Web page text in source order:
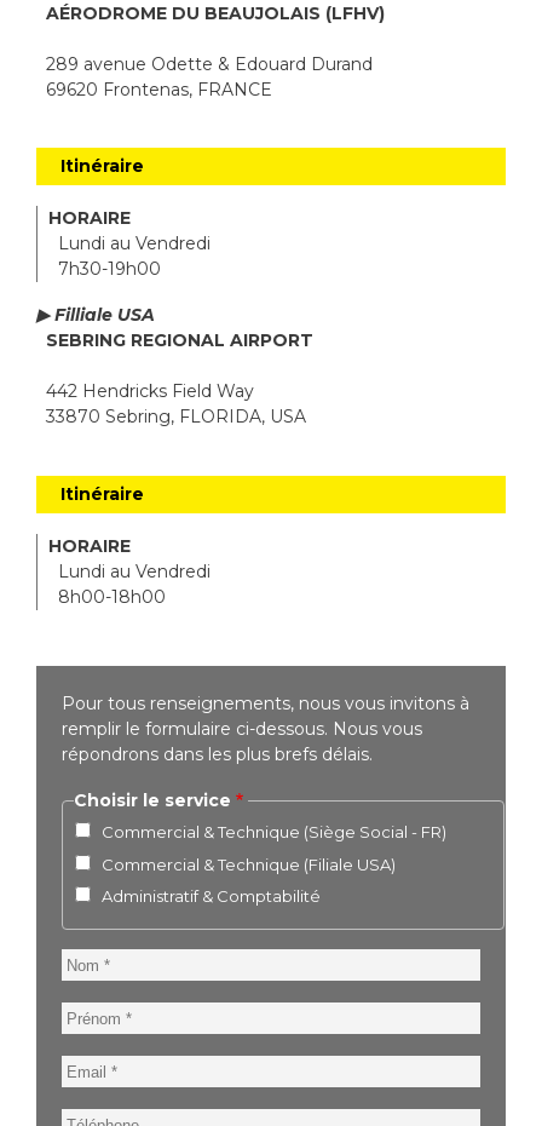
AÉRODROME DU BEAUJOLAIS (LFHV)
289 avenue Odette & Edouard Durand
69620 Frontenas, FRANCE
Itinéraire
HORAIRE
Lundi au Vendredi
7h30-19h00
▶ Filliale USA
SEBRING REGIONAL AIRPORT
442 Hendricks Field Way
33870 Sebring, FLORIDA, USA
Itinéraire
HORAIRE
Lundi au Vendredi
8h00-18h00
Pour tous renseignements, nous vous invitons à
remplir le formulaire ci-dessous. Nous vous
répondrons dans les plus brefs délais.
Choisir le service
Commercial & Technique (Siège Social - FR)
Commercial & Technique (Filiale USA)
Administratif & Comptabilité
Nom
Prénom
Email
Téléphone